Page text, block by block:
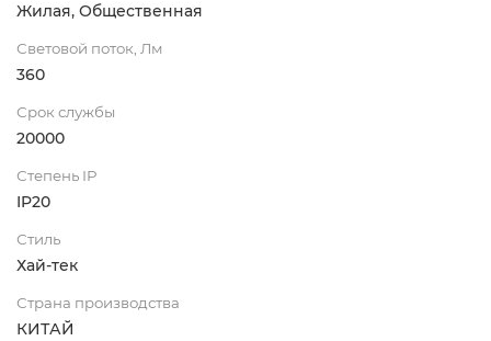
Жилая, Общественная
Световой поток, Лм
360
Срок службы
20000
Степень IP
IP20
Стиль
Хай-тек
Страна производства
КИТАЙ